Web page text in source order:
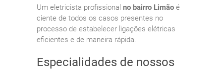
Um eletricista profissional no bairro Limão é
ciente de todos os casos presentes no
processo de estabelecer ligações elétricas
eficientes e de maneira rápida.
Especialidades de nossos